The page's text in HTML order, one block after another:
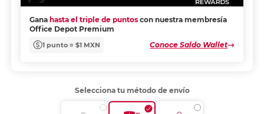
Gana hasta el triple de puntos con nuestra membresía
Office Depot Premium
1 punto = $1 MXN Conoce Saldo Wallet
Selecciona tu método de envío